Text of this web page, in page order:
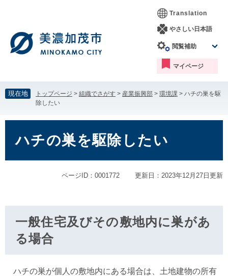
す。
し
て
本
へ
Translation
やさしい日本語
閲覧補助
マイページ
現在地 トップページ > 組織でさがす > 産業振興部 > 環境課 > ハチの巣を駆
除したい
ハチの巣を駆除したい
ページID：0001772 更新日：2023年12月27日更新
一般住宅及びその敷地内に巣があ
る場合
ハチの巣が個人の敷地内にある場合は、土地建物の所有